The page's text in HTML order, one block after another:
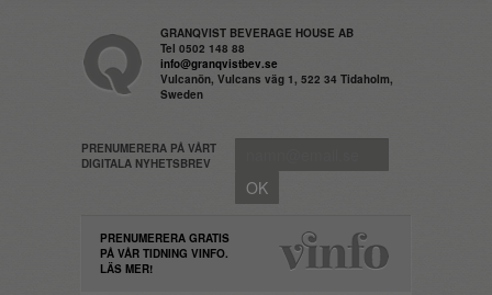
GRANQVIST BEVERAGE HOUSE AB
Tel 0502 148 88
info@granqvistbev.se
Vulcanön, Vulcans väg 1, 522 34 Tidaholm,
Sweden
PRENUMERERA PÅ VÅRT
DIGITALA NYHETSBREV
PRENUMERERA GRATIS
PÅ VÅR TIDNING VINFO.
LÄS MER!